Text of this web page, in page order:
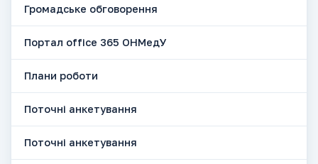
Громадське обговорення
Портал office 365 ОНМедУ
Плани роботи
Поточні анкетування
Поточні анкетування